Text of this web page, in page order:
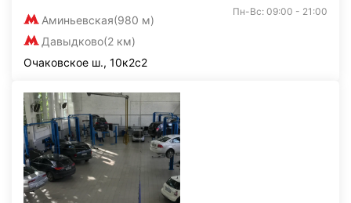
Аминьевская(980 м)
Давыдково(2 км)
Пн-Вс: 09:00 - 21:00
Очаковское ш., 10к2с2